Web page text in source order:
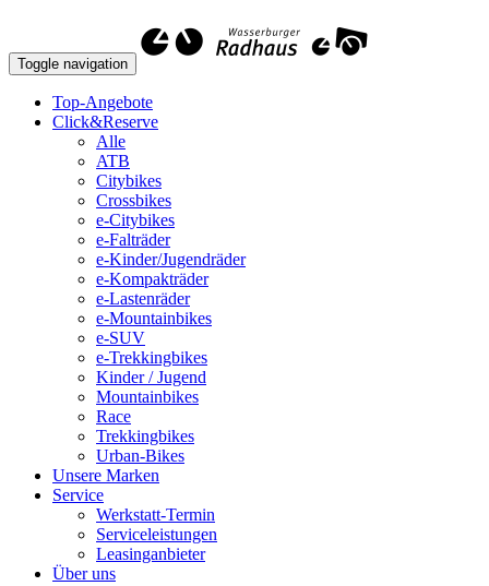
Toggle navigation
Top-Angebote
Click&Reserve
Alle
ATB
Citybikes
Crossbikes
e-Citybikes
e-Falträder
e-Kinder/Jugendräder
e-Kompakträder
e-Lastenräder
e-Mountainbikes
e-SUV
e-Trekkingbikes
Kinder / Jugend
Mountainbikes
Race
Trekkingbikes
Urban-Bikes
Unsere Marken
Service
Werkstatt-Termin
Serviceleistungen
Leasinganbieter
Über uns